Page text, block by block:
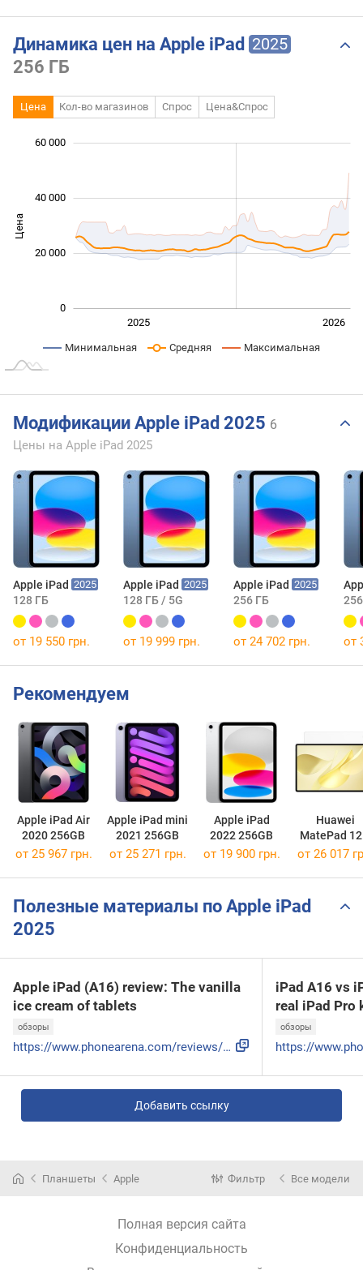
Динамика цен на Apple iPad 2025
256 ГБ
Цена Кол-во магазинов Спрос Цена&Спрос
Цена
0
20 000
40 000
60 000
2026
2025
Минимальная Средняя Максимальная
Модификации Apple iPad 2025 6
Цены на Apple iPad 2025
Apple iPad 2025
128 ГБ
Apple iPad 2025
128 ГБ / 5G
Apple iPad 2025
256 ГБ
от 19 550 грн. от 19 999 грн. от 24 702 грн. от
Рекомендуем
Apple iPad Air
2020 256GB
Apple iPad mini
2021 256GB
Apple iPad
2022 256GB
Huawei
MatePad 12
2025
от 25 967 грн. от 25 271 грн. от 19 900 грн. от 26 017
Полезные материалы по Apple iPad
2025
Apple iPad (A16) review: The vanilla
ice cream of tablets
обзоры
https://www.phonearena.com/reviews/apple-ipad-a16-review_id...
iPad A16 vs
real iPad Pro
обзоры
Добавить ссылку
Планшеты Apple Фильтр Все модели
Полная версия сайта
Конфиденциальность